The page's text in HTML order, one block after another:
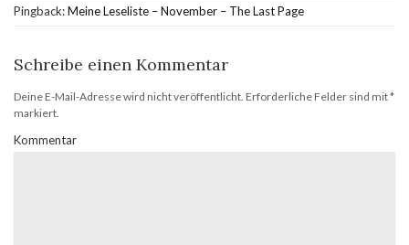
Pingback:Meine Leseliste – November – The Last Page
Schreibe einen Kommentar
Deine E-Mail-Adresse wird nicht veröffentlicht. Erforderliche Felder sind mit*
markiert.
Kommentar